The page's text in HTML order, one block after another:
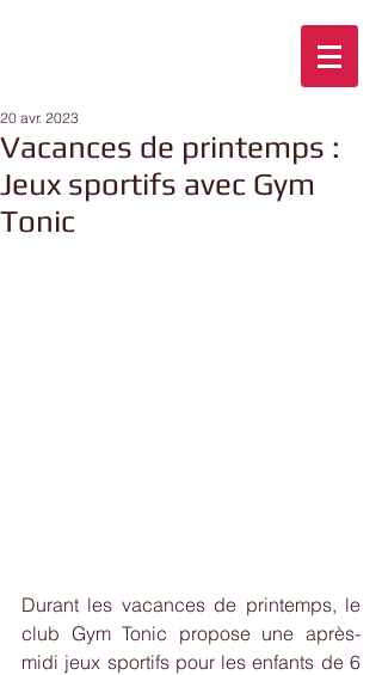
Vacances de printemps :
Jeux sportifs avec Gym
Tonic
20 avr. 2023
Durant les vacances de printemps, le
club Gym Tonic propose une après-
midi jeux sportifs pour les enfants de 6